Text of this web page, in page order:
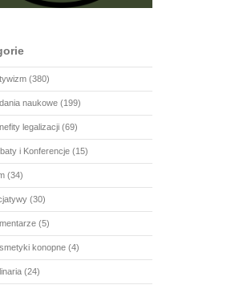
(380)
naukowe(199)
legalizacji(69)
i Konferencje(15)
(34)
(30)
(5)
konopne(4)
(24)